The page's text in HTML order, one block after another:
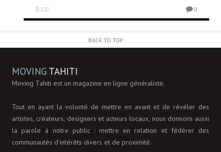
D.CO 0
BACK TO TOP
MOVING TAHITI
Moving Tahiti est un magazine en ligne généraliste.
Tout en ayant la volonté de mettre en avant et de révéler des
artistes, créateurs, designers et acteurs locaux, nous donnons aussi
la parole à notre public : mettre en relation et fédérer des
communautés d’intérêts divers et de proximité.